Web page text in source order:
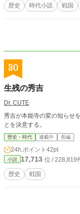
歴史 時代小説 戦国
30
生残の秀吉
Dr. CUTE
秀吉が本能寺の変の知らせ
とを決意する。
歴史・時代 連載中 長編
24h.ポイント 42pt
小説 17,713 位 / 228,819
歴史 戦国